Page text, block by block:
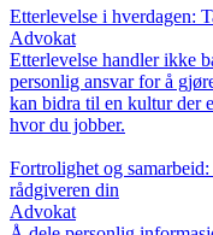
Etterlevelse i hverdagen:
Advokat
Etterlevelse handler ikke
personlig ansvar for å
kan bidra til en kultur der
hvor du jobber.
Fortrolighet og
rådgiveren din
Advokat